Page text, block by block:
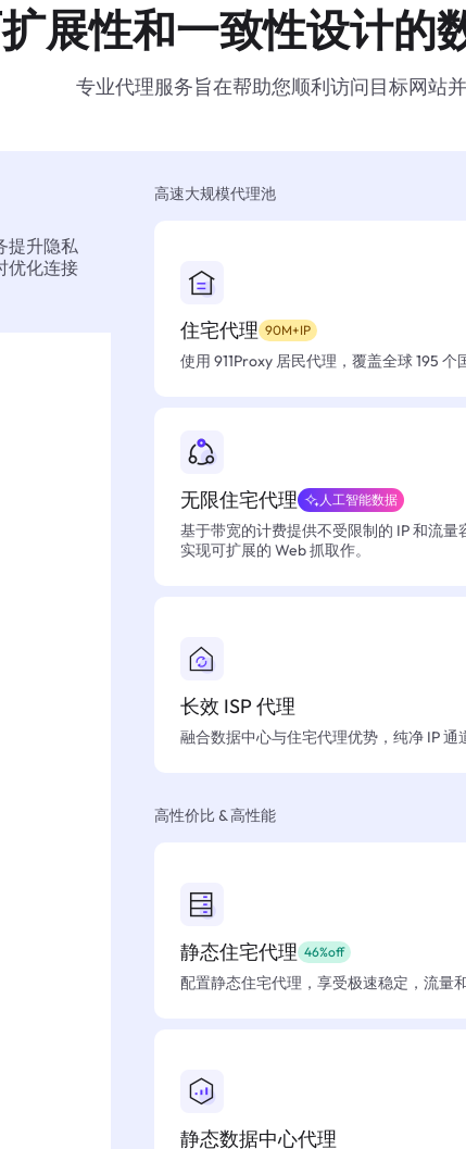
展性和一致性设计的
专业代理服务旨在帮助您顺利访问目标网站并
提升隐私
优化连接
高速大规模代理池
住宅代理 90M+IP
使用 911Proxy 居民代理，覆盖全球 195
无限住宅代理 人工智能数据
基于带宽的计费提供不受限制的 IP 和流
实现可扩展的 Web 抓取作。
长效 ISP 代理
融合数据中心与住宅代理优势，纯净 IP 通
高性价比 & 高性能
静态住宅代理 46%off
配置静态住宅代理，享受极速稳定，流量
静态数据中心代理